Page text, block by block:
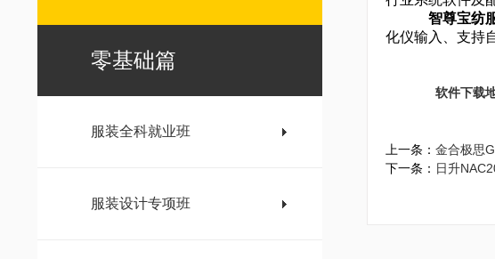
零基础篇
服装全科就业班
服装设计专项班
智尊宝纺
化仪输入、支持
软件下载
上一条： 金合极思
下一条： 日升